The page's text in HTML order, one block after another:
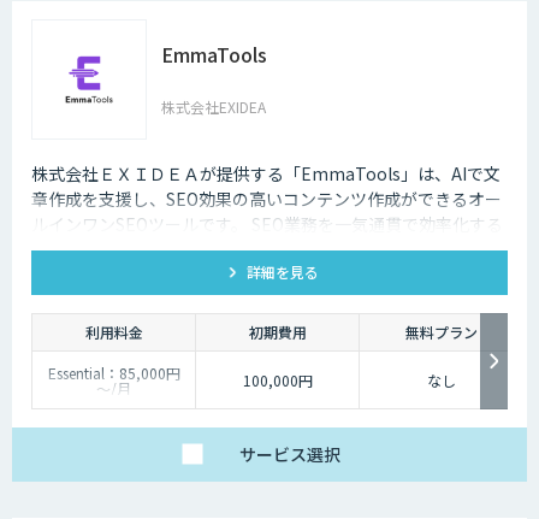
EmmaTools
株式会社EXIDEA
株式会社ＥＸＩＤＥＡが提供する「EmmaTools」は、AIで文
章作成を支援し、SEO効果の高いコンテンツ作成ができるオー
ルインワンSEOツールです。 SEO業務を一気通貫で効率化する
ことができ、生成AIを活用してSEO対策を進めていきたい、効
率化していきたい方におすすめです。
詳細を見る
利用料金 初期費用
無料プラン
Essential：85,000円
～/月
最低利用価格は年間払
料金プランが異なりま
すので、お気軽にお問
い合せください。
100,000円 なし
サービス選択